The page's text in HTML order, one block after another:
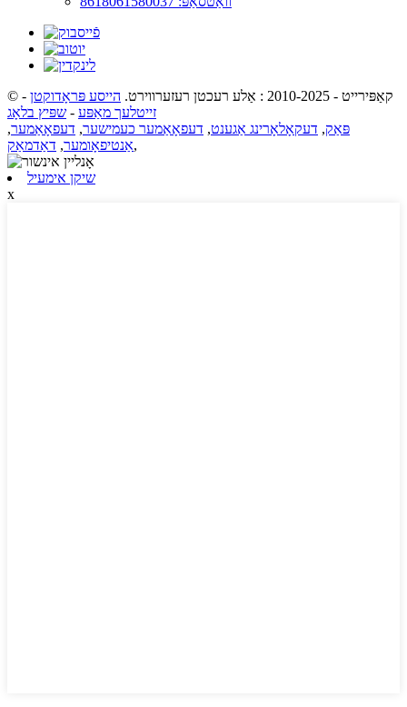
© קאַפּירייט - 2010-2025 : אַלע רעכטן רעזערווירט. הייסע פּראָדוקטן -
זייטלעך מאַפּע - שפּיץ בלאָג
פּאַק, דעקאָלאָרינג אַגענט, דעפאָאַמער כעמישער, דעפאָאַמער,
אַנטיפאָומער, דאַדמאַק ,
שיקן אימעיל
x